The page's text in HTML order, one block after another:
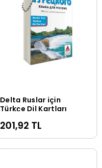
Sepete Ekle
Delta Ruslar için
Türkçe Dil Kartları
201,92 TL